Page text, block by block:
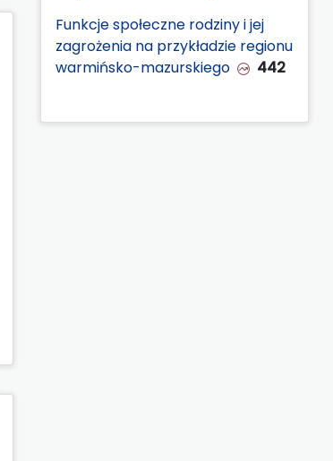
Funkcje społeczne rodziny i jej
zagrożenia na przykładzie regionu
warmińsko-mazurskiego
442